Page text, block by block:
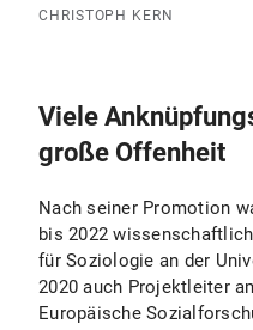
CHRISTOPH KERN
Viele
große Offenheit
Nach seiner Promotion
bis 2022
für Soziologie an der
2020 auch Projektleiter
Europäische